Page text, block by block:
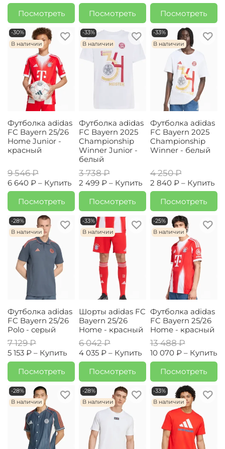
Посмотреть
Посмотреть
Посмотреть
-30%
В наличии
Футболка adidas
FC Bayern 25/26
Home Junior -
красный
9 546 ₽
6 640 ₽ – Купить
Посмотреть
-33%
В наличии
Футболка adidas
FC Bayern 2025
Championship
Winner Junior -
белый
3 738 ₽
2 499 ₽ – Купить
Посмотреть
-33%
В наличии
Футболка adidas
FC Bayern 2025
Championship
Winner - белый
4 250 ₽
2 840 ₽ – Купить
Посмотреть
-28%
В наличии
Футболка adidas
FC Bayern 25/26
Polo - серый
7 129 ₽
5 153 ₽ – Купить
Посмотреть
-33%
В наличии
Шорты adidas FC
Bayern 25/26
Home - красный
6 042 ₽
4 035 ₽ – Купить
Посмотреть
-25%
В наличии
Футболка adidas
FC Bayern 25/26
Home - красный
13 488 ₽
10 070 ₽ – Купить
Посмотреть
-28%
В наличии
-28%
В наличии
-33%
В наличии